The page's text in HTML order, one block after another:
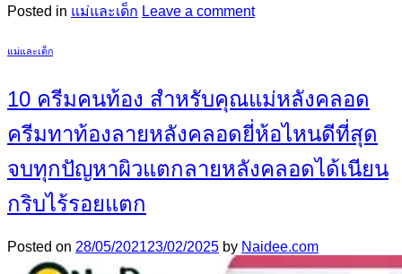
Posted in แม่และเด็ก Leave a comment
แม่และเด็ก
10 ครีมคนท้อง สำหรับคุณแม่หลังคลอด
ครีมทาท้องลายหลังคลอดยี่ห้อไหนดีที่สุด
จบทุกปัญหาผิวแตกลายหลังคลอดได้เนียน
กริบไร้รอยแตก
Posted on 28/05/202123/02/2025 by Naidee.com